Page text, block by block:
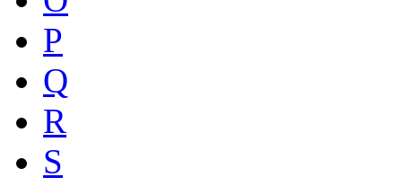
P
Q
R
S